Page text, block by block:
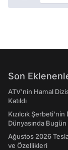
Son
ATV'nin Hamal
Katıldı
Kızılcık
Dünyasında
Ağustos 2026
ve Özellikleri